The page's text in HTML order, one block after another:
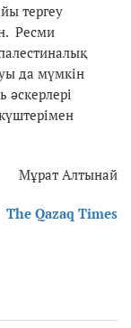
тергеу
Ресми
да мүмкін
әскерлері
Мұрат Алтынай
The Qazaq Times